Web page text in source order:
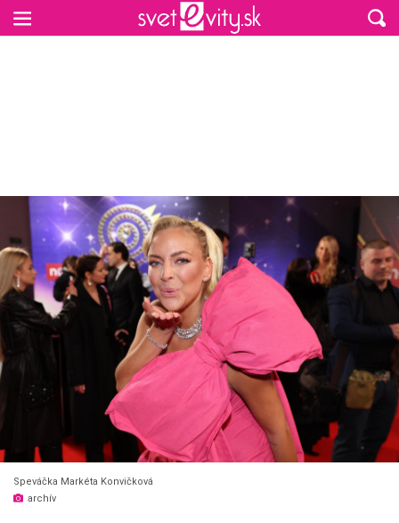
Speváčka Markéta Konvičková
archív